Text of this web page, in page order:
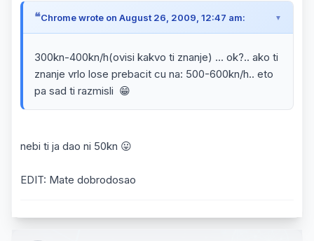
Chrome wrote on August 26, 2009, 12:47 am:
300kn-400kn/h(ovisi kakvo ti znanje) ... ok?.. ako ti
znanje vrlo lose prebacit cu na: 500-600kn/h.. eto
pa sad ti razmisli 😁
nebi ti ja dao ni 50kn 😛
EDIT: Mate dobrodosao